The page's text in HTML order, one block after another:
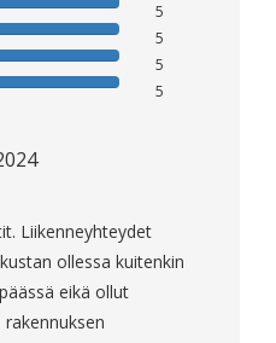
5
5
5
5
Liikenneyhteydet
ollessa kuitenkin
eikä ollut